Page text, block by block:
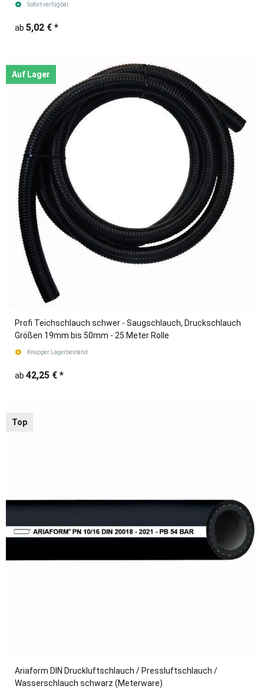
Sofort verfügbar
ab 5,02 € *
Auf Lager
Profi Teichschlauch schwer - Saugschlauch, Druckschlauch
Größen 19mm bis 50mm - 25 Meter Rolle
Knapper Lagerbestand
ab 42,25 € *
Top
Ariaform DIN Druckluftschlauch / Pressluftschlauch /
Wasserschlauch schwarz (Meterware)